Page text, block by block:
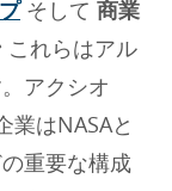
そして 商業
これらはアル
アクシオ
業はNASAと
重要な構成